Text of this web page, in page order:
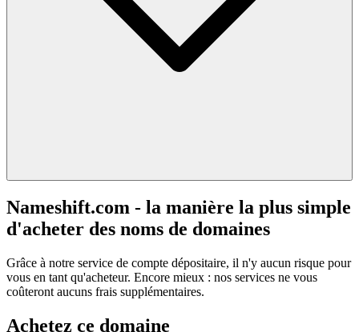
Nameshift.com - la manière la plus simple
d'acheter des noms de domaines
Grâce à notre service de compte dépositaire, il n'y aucun risque pour
vous en tant qu'acheteur. Encore mieux : nos services ne vous
coûteront aucuns frais supplémentaires.
Achetez ce domaine